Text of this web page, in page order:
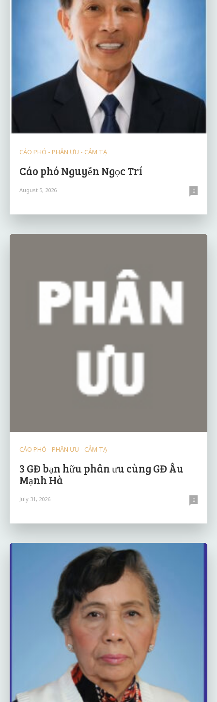
CÁO PHÓ - PHÂN ƯU - CẢM TẠ
Cáo phó Nguyễn Ngọc Trí
August 5, 2026 0
CÁO PHÓ - PHÂN ƯU - CẢM TẠ
3 GĐ bạn hữu phân ưu cùng GĐ Âu
Mạnh Hà
July 31, 2026 0